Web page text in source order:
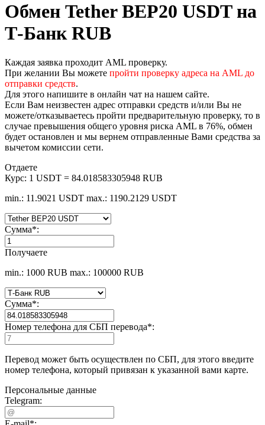
Обмен Tether BEP20 USDT на
Т-Банк RUB
Каждая заявка проходит AML проверку.
При желании Вы можете пройти проверку адреса на AML до
отправки средств.
Для этого напишите в онлайн чат на нашем сайте.
Если Вам неизвестен адрес отправки средств и/или Вы не
можете/отказываетесь пройти предварительную проверку, то в
случае превышения общего уровня риска AML в 76%, обмен
будет остановлен и мы вернем отправленные Вами средства за
вычетом комиссии сети.
Отдаете
Курс: 1 USDT = 84.018583305948 RUB
min.: 11.9021 USDT max.: 1190.2129 USDT
Сумма*:
Получаете
min.: 1000 RUB max.: 100000 RUB
Сумма*:
Номер телефона для СБП перевода*:
Перевод может быть осуществлен по СБП, для этого введите
номер телефона, который привязан к указанной вами карте.
Персональные данные
Telegram: